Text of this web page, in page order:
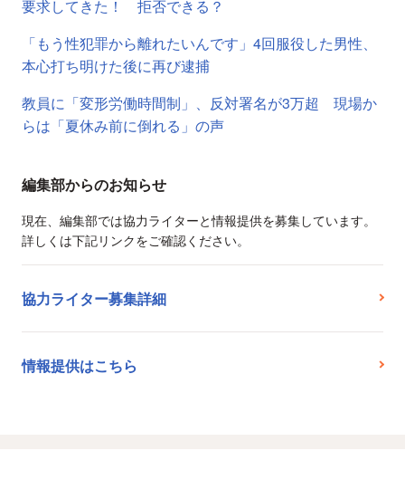
要求してきた！ 拒否できる？
「もう性犯罪から離れたいんです」4回服役した男性、
本心打ち明けた後に再び逮捕
教員に「変形労働時間制」、反対署名が3万超 現場か
らは「夏休み前に倒れる」の声
編集部からのお知らせ
現在、編集部では協力ライターと情報提供を募集しています。
詳しくは下記リンクをご確認ください。
協力ライター募集詳細
情報提供はこちら